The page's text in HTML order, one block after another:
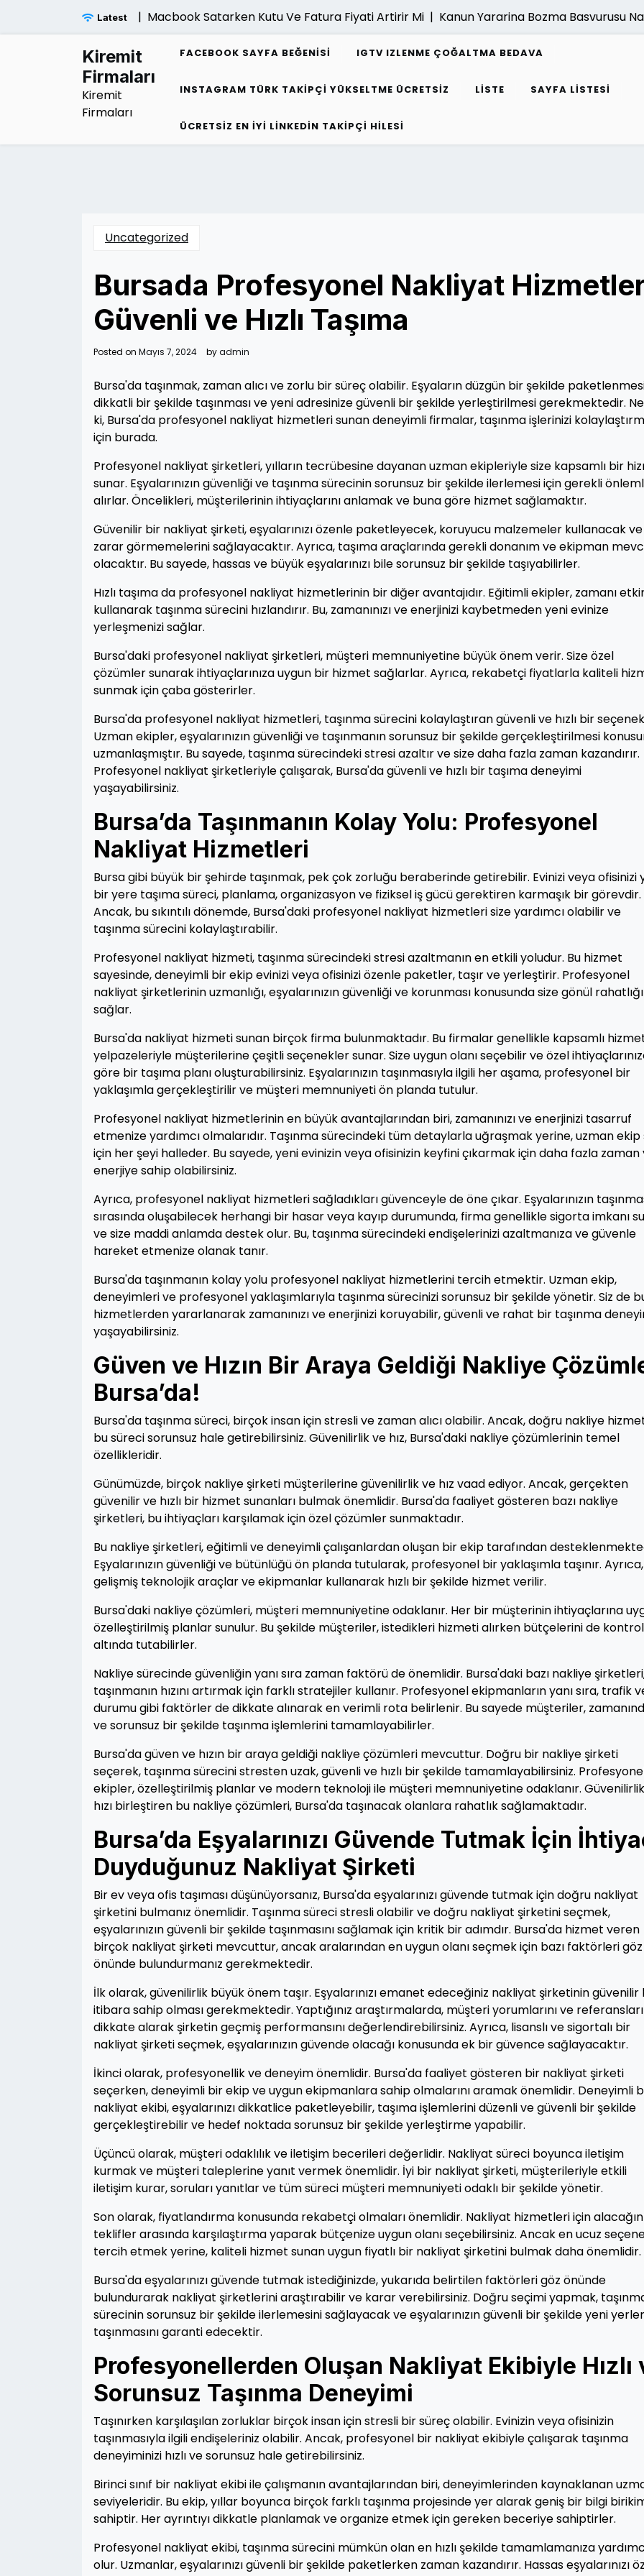
LatestMacbook Satarken Kutu Ve Fatura Fiyati Artirir Mi | Kanun Yararina Bozma Basvurusu Nasil
Kiremit
Firmaları
Kiremit
Firmaları
FACEBOOK SAYFA BEĞENISI IGTV IZLENME ÇOĞALTMA BEDAVA
INSTAGRAM TÜRK TAKIPÇI YÜKSELTME ÜCRETSIZ LISTE SAYFA LISTESI
ÜCRETSIZ EN İYI LINKEDIN TAKIPÇI HILESI
Uncategorized
Bursada Profesyonel Nakliyat
Güvenli ve Hızlı Taşıma
Posted on Mayıs 7, 2024 byadmin
Bursa'da taşınmak, zaman alıcı ve zorlu bir süreç olabilir. Eşyaların düzgün bir şekilde
dikkatli bir şekilde taşınması ve yeni adresinize güvenli bir şekilde yerleştirilmesi gerekmektedir.
ki, Bursa'da profesyonel nakliyat hizmetleri sunan deneyimli firmalar, taşınma işlerinizi
için burada.
Profesyonel nakliyat şirketleri, yılların tecrübesine dayanan uzman ekipleriyle size kapsamlı bir
sunar. Eşyalarınızın güvenliği ve taşınma sürecinin sorunsuz bir şekilde ilerlemesi için gerekli
alırlar. Öncelikleri, müşterilerinin ihtiyaçlarını anlamak ve buna göre hizmet sağlamaktır.
Güvenilir bir nakliyat şirketi, eşyalarınızı özenle paketleyecek, koruyucu malzemeler kullanacak ve
zarar görmemelerini sağlayacaktır. Ayrıca, taşıma araçlarında gerekli donanım ve ekipman
olacaktır. Bu sayede, hassas ve büyük eşyalarınızı bile sorunsuz bir şekilde taşıyabilirler.
Hızlı taşıma da profesyonel nakliyat hizmetlerinin bir diğer avantajıdır. Eğitimli ekipler, zamanı
kullanarak taşınma sürecini hızlandırır. Bu, zamanınızı ve enerjinizi kaybetmeden yeni evinize
yerleşmenizi sağlar.
Bursa'daki profesyonel nakliyat şirketleri, müşteri memnuniyetine büyük önem verir. Size özel
çözümler sunarak ihtiyaçlarınıza uygun bir hizmet sağlarlar. Ayrıca, rekabetçi fiyatlarla kaliteli
sunmak için çaba gösterirler.
Bursa'da profesyonel nakliyat hizmetleri, taşınma sürecini kolaylaştıran güvenli ve hızlı bir
Uzman ekipler, eşyalarınızın güvenliği ve taşınmanın sorunsuz bir şekilde gerçekleştirilmesi
uzmanlaşmıştır. Bu sayede, taşınma sürecindeki stresi azaltır ve size daha fazla zaman kazandırır.
Profesyonel nakliyat şirketleriyle çalışarak, Bursa'da güvenli ve hızlı bir taşıma deneyimi
yaşayabilirsiniz.
Bursa’da Taşınmanın Kolay Yolu: Profesyonel
Nakliyat Hizmetleri
Bursa gibi büyük bir şehirde taşınmak, pek çok zorluğu beraberinde getirebilir. Evinizi veya ofisinizi
bir yere taşıma süreci, planlama, organizasyon ve fiziksel iş gücü gerektiren karmaşık bir görevdir.
Ancak, bu sıkıntılı dönemde, Bursa'daki profesyonel nakliyat hizmetleri size yardımcı olabilir ve
taşınma sürecini kolaylaştırabilir.
Profesyonel nakliyat hizmeti, taşınma sürecindeki stresi azaltmanın en etkili yoludur. Bu hizmet
sayesinde, deneyimli bir ekip evinizi veya ofisinizi özenle paketler, taşır ve yerleştirir. Profesyonel
nakliyat şirketlerinin uzmanlığı, eşyalarınızın güvenliği ve korunması konusunda size gönül rahatlığı
sağlar.
Bursa'da nakliyat hizmeti sunan birçok firma bulunmaktadır. Bu firmalar genellikle kapsamlı
yelpazeleriyle müşterilerine çeşitli seçenekler sunar. Size uygun olanı seçebilir ve özel
göre bir taşıma planı oluşturabilirsiniz. Eşyalarınızın taşınmasıyla ilgili her aşama, profesyonel bir
yaklaşımla gerçekleştirilir ve müşteri memnuniyeti ön planda tutulur.
Profesyonel nakliyat hizmetlerinin en büyük avantajlarından biri, zamanınızı ve enerjinizi tasarruf
etmenize yardımcı olmalarıdır. Taşınma sürecindeki tüm detaylarla uğraşmak yerine, uzman ekip
için her şeyi halleder. Bu sayede, yeni evinizin veya ofisinizin keyfini çıkarmak için daha fazla zaman
enerjiye sahip olabilirsiniz.
Ayrıca, profesyonel nakliyat hizmetleri sağladıkları güvenceyle de öne çıkar. Eşyalarınızın
sırasında oluşabilecek herhangi bir hasar veya kayıp durumunda, firma genellikle sigorta imkanı
ve size maddi anlamda destek olur. Bu, taşınma sürecindeki endişelerinizi azaltmanıza ve güvenle
hareket etmenize olanak tanır.
Bursa'da taşınmanın kolay yolu profesyonel nakliyat hizmetlerini tercih etmektir. Uzman ekip,
deneyimleri ve profesyonel yaklaşımlarıyla taşınma sürecinizi sorunsuz bir şekilde yönetir. Siz de
hizmetlerden yararlanarak zamanınızı ve enerjinizi koruyabilir, güvenli ve rahat bir taşınma
yaşayabilirsiniz.
Güven ve Hızın Bir Araya Geldiği Nakliye
Bursa’da!
Bursa'da taşınma süreci, birçok insan için stresli ve zaman alıcı olabilir. Ancak, doğru nakliye
bu süreci sorunsuz hale getirebilirsiniz. Güvenilirlik ve hız, Bursa'daki nakliye çözümlerinin temel
özellikleridir.
Günümüzde, birçok nakliye şirketi müşterilerine güvenilirlik ve hız vaad ediyor. Ancak, gerçekten
güvenilir ve hızlı bir hizmet sunanları bulmak önemlidir. Bursa'da faaliyet gösteren bazı nakliye
şirketleri, bu ihtiyaçları karşılamak için özel çözümler sunmaktadır.
Bu nakliye şirketleri, eğitimli ve deneyimli çalışanlardan oluşan bir ekip tarafından
Eşyalarınızın güvenliği ve bütünlüğü ön planda tutularak, profesyonel bir yaklaşımla taşınır. Ayrıca,
gelişmiş teknolojik araçlar ve ekipmanlar kullanarak hızlı bir şekilde hizmet verilir.
Bursa'daki nakliye çözümleri, müşteri memnuniyetine odaklanır. Her bir müşterinin ihtiyaçlarına
özelleştirilmiş planlar sunulur. Bu şekilde müşteriler, istedikleri hizmeti alırken bütçelerini de kontrol
altında tutabilirler.
Nakliye sürecinde güvenliğin yanı sıra zaman faktörü de önemlidir. Bursa'daki bazı nakliye
taşınmanın hızını artırmak için farklı stratejiler kullanır. Profesyonel ekipmanların yanı sıra, trafik
durumu gibi faktörler de dikkate alınarak en verimli rota belirlenir. Bu sayede müşteriler,
ve sorunsuz bir şekilde taşınma işlemlerini tamamlayabilirler.
Bursa'da güven ve hızın bir araya geldiği nakliye çözümleri mevcuttur. Doğru bir nakliye şirketi
seçerek, taşınma sürecini stresten uzak, güvenli ve hızlı bir şekilde tamamlayabilirsiniz.
ekipler, özelleştirilmiş planlar ve modern teknoloji ile müşteri memnuniyetine odaklanır.
hızı birleştiren bu nakliye çözümleri, Bursa'da taşınacak olanlara rahatlık sağlamaktadır.
Bursa’da Eşyalarınızı Güvende Tutmak İçin
Duyduğunuz Nakliyat Şirketi
Bir ev veya ofis taşıması düşünüyorsanız, Bursa'da eşyalarınızı güvende tutmak için doğru nakliyat
şirketini bulmanız önemlidir. Taşınma süreci stresli olabilir ve doğru nakliyat şirketini seçmek,
eşyalarınızın güvenli bir şekilde taşınmasını sağlamak için kritik bir adımdır. Bursa'da hizmet veren
birçok nakliyat şirketi mevcuttur, ancak aralarından en uygun olanı seçmek için bazı faktörleri göz
önünde bulundurmanız gerekmektedir.
İlk olarak, güvenilirlik büyük önem taşır. Eşyalarınızı emanet edeceğiniz nakliyat şirketinin güvenilir
itibara sahip olması gerekmektedir. Yaptığınız araştırmalarda, müşteri yorumlarını ve referansları
dikkate alarak şirketin geçmiş performansını değerlendirebilirsiniz. Ayrıca, lisanslı ve sigortalı bir
nakliyat şirketi seçmek, eşyalarınızın güvende olacağı konusunda ek bir güvence sağlayacaktır.
İkinci olarak, profesyonellik ve deneyim önemlidir. Bursa'da faaliyet gösteren bir nakliyat şirketi
seçerken, deneyimli bir ekip ve uygun ekipmanlara sahip olmalarını aramak önemlidir. Deneyimli
nakliyat ekibi, eşyalarınızı dikkatlice paketleyebilir, taşıma işlemlerini düzenli ve güvenli bir şekilde
gerçekleştirebilir ve hedef noktada sorunsuz bir şekilde yerleştirme yapabilir.
Üçüncü olarak, müşteri odaklılık ve iletişim becerileri değerlidir. Nakliyat süreci boyunca iletişim
kurmak ve müşteri taleplerine yanıt vermek önemlidir. İyi bir nakliyat şirketi, müşterileriyle etkili
iletişim kurar, soruları yanıtlar ve tüm süreci müşteri memnuniyeti odaklı bir şekilde yönetir.
Son olarak, fiyatlandırma konusunda rekabetçi olmaları önemlidir. Nakliyat hizmetleri için
teklifler arasında karşılaştırma yaparak bütçenize uygun olanı seçebilirsiniz. Ancak en ucuz
tercih etmek yerine, kaliteli hizmet sunan uygun fiyatlı bir nakliyat şirketini bulmak daha önemlidir.
Bursa'da eşyalarınızı güvende tutmak istediğinizde, yukarıda belirtilen faktörleri göz önünde
bulundurarak nakliyat şirketlerini araştırabilir ve karar verebilirsiniz. Doğru seçimi yapmak,
sürecinin sorunsuz bir şekilde ilerlemesini sağlayacak ve eşyalarınızın güvenli bir şekilde yeni
taşınmasını garanti edecektir.
Profesyonellerden Oluşan Nakliyat Ekibiyle Hızlı
Sorunsuz Taşınma Deneyimi
Taşınırken karşılaşılan zorluklar birçok insan için stresli bir süreç olabilir. Evinizin veya ofisinizin
taşınmasıyla ilgili endişeleriniz olabilir. Ancak, profesyonel bir nakliyat ekibiyle çalışarak taşınma
deneyiminizi hızlı ve sorunsuz hale getirebilirsiniz.
Birinci sınıf bir nakliyat ekibi ile çalışmanın avantajlarından biri, deneyimlerinden kaynaklanan
seviyeleridir. Bu ekip, yıllar boyunca birçok farklı taşınma projesinde yer alarak geniş bir bilgi
sahiptir. Her ayrıntıyı dikkatle planlamak ve organize etmek için gereken beceriye sahiptirler.
Profesyonel nakliyat ekibi, taşınma sürecini mümkün olan en hızlı şekilde tamamlamanıza
olur. Uzmanlar, eşyalarınızı güvenli bir şekilde paketlerken zaman kazandırır. Hassas eşyalarınızı